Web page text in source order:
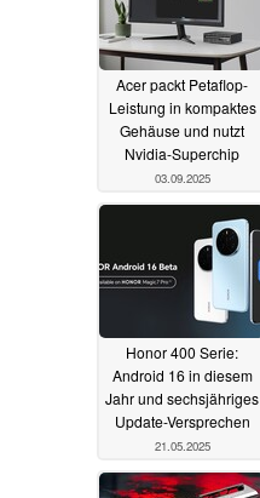
Acer packt Petaflop-
Leistung in kompaktes
Gehäuse und nutzt
Nvidia-Superchip
03.09.2025
Honor 400 Serie:
Android 16 in diesem
Jahr und sechsjähriges
Update-Versprechen
21.05.2025